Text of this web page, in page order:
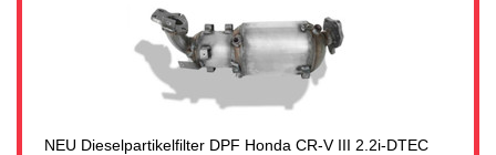
NEU Dieselpartikelfilter DPF Honda CR-V III 2.2i-DTEC